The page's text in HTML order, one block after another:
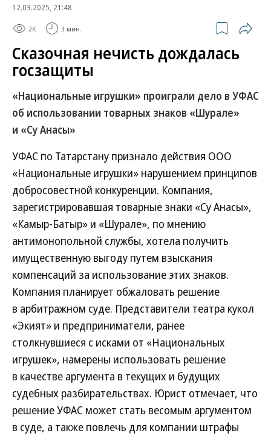
12.03.2025, 21:48
2K 3 мин.
Сказочная нечисть дождалась
госзащиты
«Национальные игрушки» проиграли дело в УФАС
об использовании товарных знаков «Шурале»
и «Су Анасы»
УФАС по Татарстану признало действия ООО
«Национальные игрушки» нарушением принципов
добросовестной конкуренции. Компания,
зарегистрировавшая товарные знаки «Су Анасы»,
«Камыр-Батыр» и «Шурале», по мнению
антимонопольной службы, хотела получить
имущественную выгоду путем взыскания
компенсаций за использование этих знаков.
Компания планирует обжаловать решение
в арбитражном суде. Представители театра кукол
«Экият» и предприниматели, ранее
столкнувшиеся с исками от «Национальных
игрушек», намерены использовать решение
в качестве аргумента в текущих и будущих
судебных разбирательствах. Юрист отмечает, что
решение УФАС может стать весомым аргументом
в суде, а также повлечь для компании штрафы